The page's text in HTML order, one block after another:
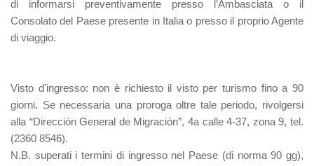
di informarsi preventivamente presso l’Ambasciata o il
Consolato del Paese presente in Italia o presso il proprio Agente
di viaggio.
Visto d'ingresso: non è richiesto il visto per turismo fino a 90
giorni. Se necessaria una proroga oltre tale periodo, rivolgersi
alla “Dirección General de Migración”, 4a calle 4-37, zona 9, tel.
(2360 8546).
N.B. superati i termini di ingresso nel Paese (di norma 90 gg),